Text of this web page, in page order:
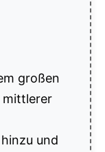
großen
und